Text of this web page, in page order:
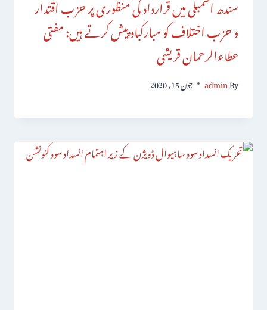
و حزب اختلاف کو مبارکباد پیش کرتے ہیں: مفتی
عطاءالرحمان قریشی
By
admin جون 15, 2020